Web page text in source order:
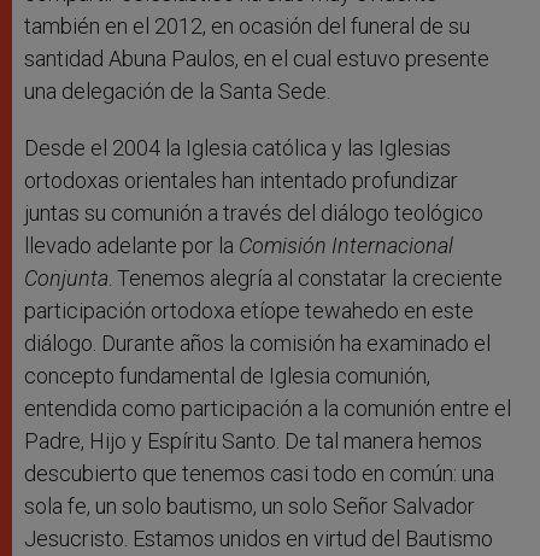
también en el 2012, en ocasión del funeral de su
santidad Abuna Paulos, en el cual estuvo presente
una delegación de la Santa Sede.
Desde el 2004 la Iglesia católica y las Iglesias
ortodoxas orientales han intentado profundizar
juntas su comunión a través del diálogo teológico
llevado adelante por la Comisión Internacional
Conjunta . Tenemos alegría al constatar la creciente
participación ortodoxa etíope tewahedo en este
diálogo. Durante años la comisión ha examinado el
concepto fundamental de Iglesia comunión,
entendida como participación a la comunión entre el
Padre, Hijo y Espíritu Santo. De tal manera hemos
descubierto que tenemos casi todo en común: una
sola fe, un solo bautismo, un solo Señor Salvador
Jesucristo. Estamos unidos en virtud del Bautismo